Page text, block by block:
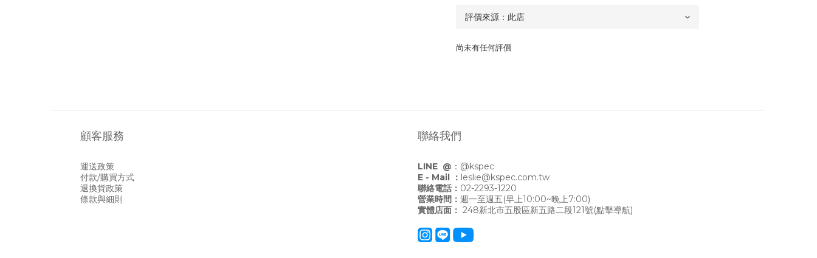
尚未有任何評價
顧客服務
運送政策
付款/購買方式
退換貨政策
條款與細則
聯絡我們
LINE @ ： @kspec
E - Mail ： leslie@kspec.com.tw
聯絡電話： 02-2293-1220
營業時間： 週一至週五(早上10:00~晚上7:00)
實體店面： 248新北市五股區新五路二段121號(點擊導航)